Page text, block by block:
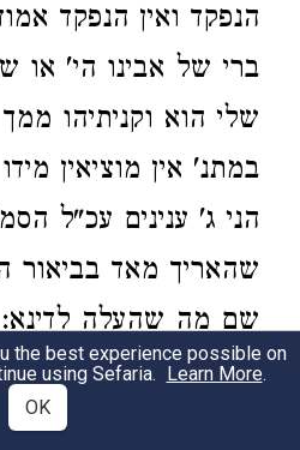
הנפקד ואין הנפקד
ברי של אבינו הי' או
שלי הוא וקניתיהו
במתנ' אין מוציאין
הני ג' ענינים עכ"ל
שהאריך מאד בביאור
שם מה שהעלה לדינא:
פי' כל זמן שלא
the best experience possible on
using Sefaria. Learn More.
OK